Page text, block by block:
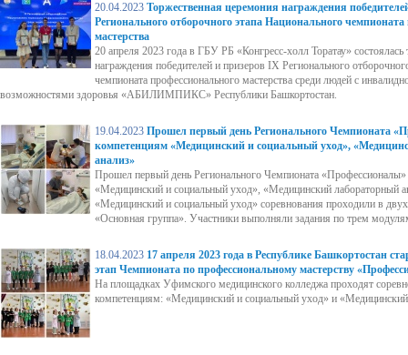
20.04.2023 Торжественная церемония награждения
Регионального отборочного этапа Национального чемпионата
мастерства
20 апреля 2023 года в ГБУ РБ «Конгресс-холл Торатау»
награждения победителей и призеров IX Регионального
чемпионата профессионального мастерства среди людей с
возможностями здоровья «АБИЛИМПИКС» Республики Башкортостан.
19.04.2023 Прошел первый день Регионального Чемпионата
компетенциям «Медицинский и социальный уход»,
анализ»
Прошел первый день Регионального Чемпионата
«Медицинский и социальный уход», «Медицинский лабораторный
«Медицинский и социальный уход» соревнования проходили в
«Основная группа». Участники выполняли задания по трем
18.04.2023 17 апреля 2023 года в Республике Башкортостан
этап Чемпионата по профессиональному мастерству
На площадках Уфимского медицинского колледжа проходят
компетенциям: «Медицинский и социальный уход» и